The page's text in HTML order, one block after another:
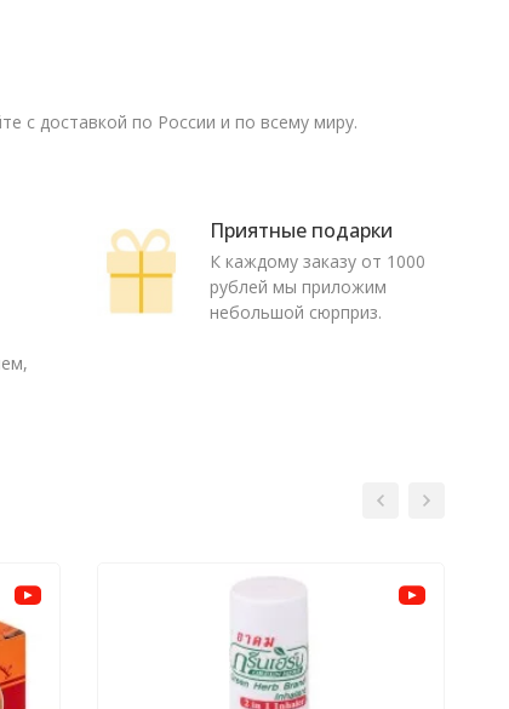
с доставкой по России и по всему миру.
Приятные подарки
К каждому заказу от 1000
рублей мы приложим
небольшой сюрприз.